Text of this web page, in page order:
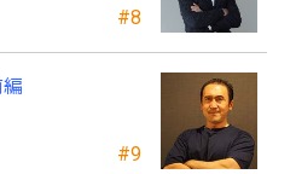
#8
#9